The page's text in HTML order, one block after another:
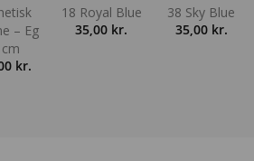
– Eg
kr.
18 Royal Blue
35,00 kr.
38 Sky Blue
35,00 kr.